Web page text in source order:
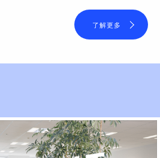
了解更多